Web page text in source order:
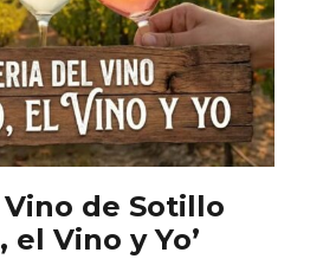
de Sotillo
el Vino y Yo’
de Narración Oral,
Voz